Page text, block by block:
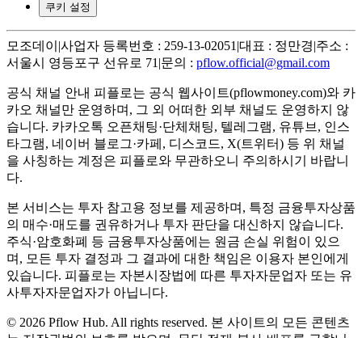
쿠키 설정
모조데이 |사업자 등록번호 : 259-13-02051 |대표 : 정만경|주소 :
서울시 영등포구 선유로 71 |문의 : pflow.official@gmail.com
공식 채널 안내 피플로는 공식 웹사이트(pflowmoney.com)와 카
카오 채널만 운영하며, 그 외 어떠한 외부 채널도 운영하지 않
습니다. 카카오톡 오픈채팅·단체채팅, 텔레그램, 유튜브, 인스
타그램, 네이버 블로그·카페, 디스코드, X(트위터) 등 위 채널
을 사칭하는 계정은 피플로와 무관하오니 주의하시기 바랍니
다.
본 서비스는 투자 참고용 정보를 제공하며, 특정 금융투자상품
의 매수·매도를 권유하거나 투자 판단을 대신하지 않습니다.
주식·암호화폐 등 금융투자상품에는 원금 손실 위험이 있으
며, 모든 투자 결정과 그 결과에 대한 책임은 이용자 본인에게
있습니다. 피플로는 자본시장법에 따른 투자자문업자 또는 유
사투자자문업자가 아닙니다.
© 2026 Pflow Hub. All rights reserved. 본 사이트의 모든 콘텐츠